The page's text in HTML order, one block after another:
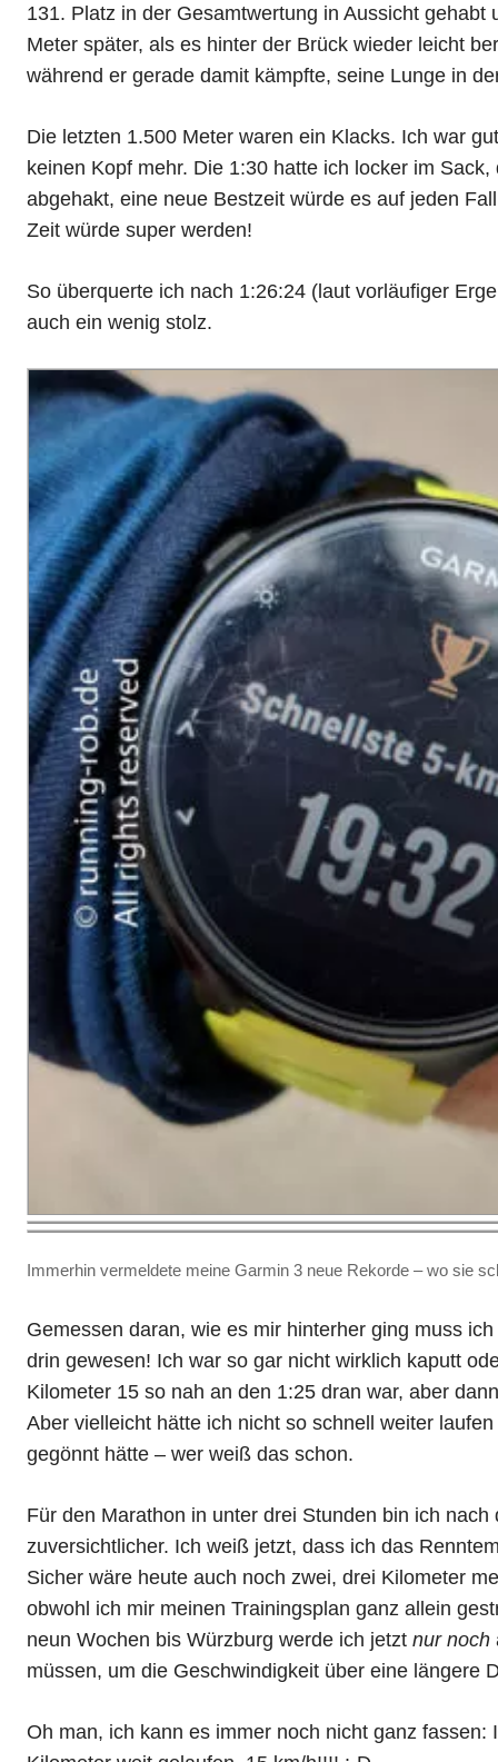
131. Platz in der Gesamtwertung in Aussicht
Meter später, als es hinter der Brück wieder leicht
während er gerade damit kämpfte, seine Lunge in
Die letzten 1.500 Meter waren ein Klacks. Ich war
keinen Kopf mehr. Die 1:30 hatte ich locker im
abgehakt, eine neue Bestzeit würde es auf jeden
Zeit würde super werden!
So überquerte ich nach 1:26:24 (laut vorläufiger
auch ein wenig stolz.
Immerhin vermeldete meine Garmin 3 neue Rekorde – wo sie
Gemessen daran, wie es mir hinterher ging muss
drin gewesen! Ich war so gar nicht wirklich kaputt
Kilometer 15 so nah an den 1:25 dran war, aber
Aber vielleicht hätte ich nicht so schnell weiter
gegönnt hätte – wer weiß das schon.
Für den Marathon in unter drei Stunden bin ich
zuversichtlicher. Ich weiß jetzt, dass ich das
Sicher wäre heute auch noch zwei, drei Kilometer
obwohl ich mir meinen Trainingsplan ganz allein
neun Wochen bis Würzburg werde ich jetzt nur noch
müssen, um die Geschwindigkeit über eine längere
Oh man, ich kann es immer noch nicht ganz